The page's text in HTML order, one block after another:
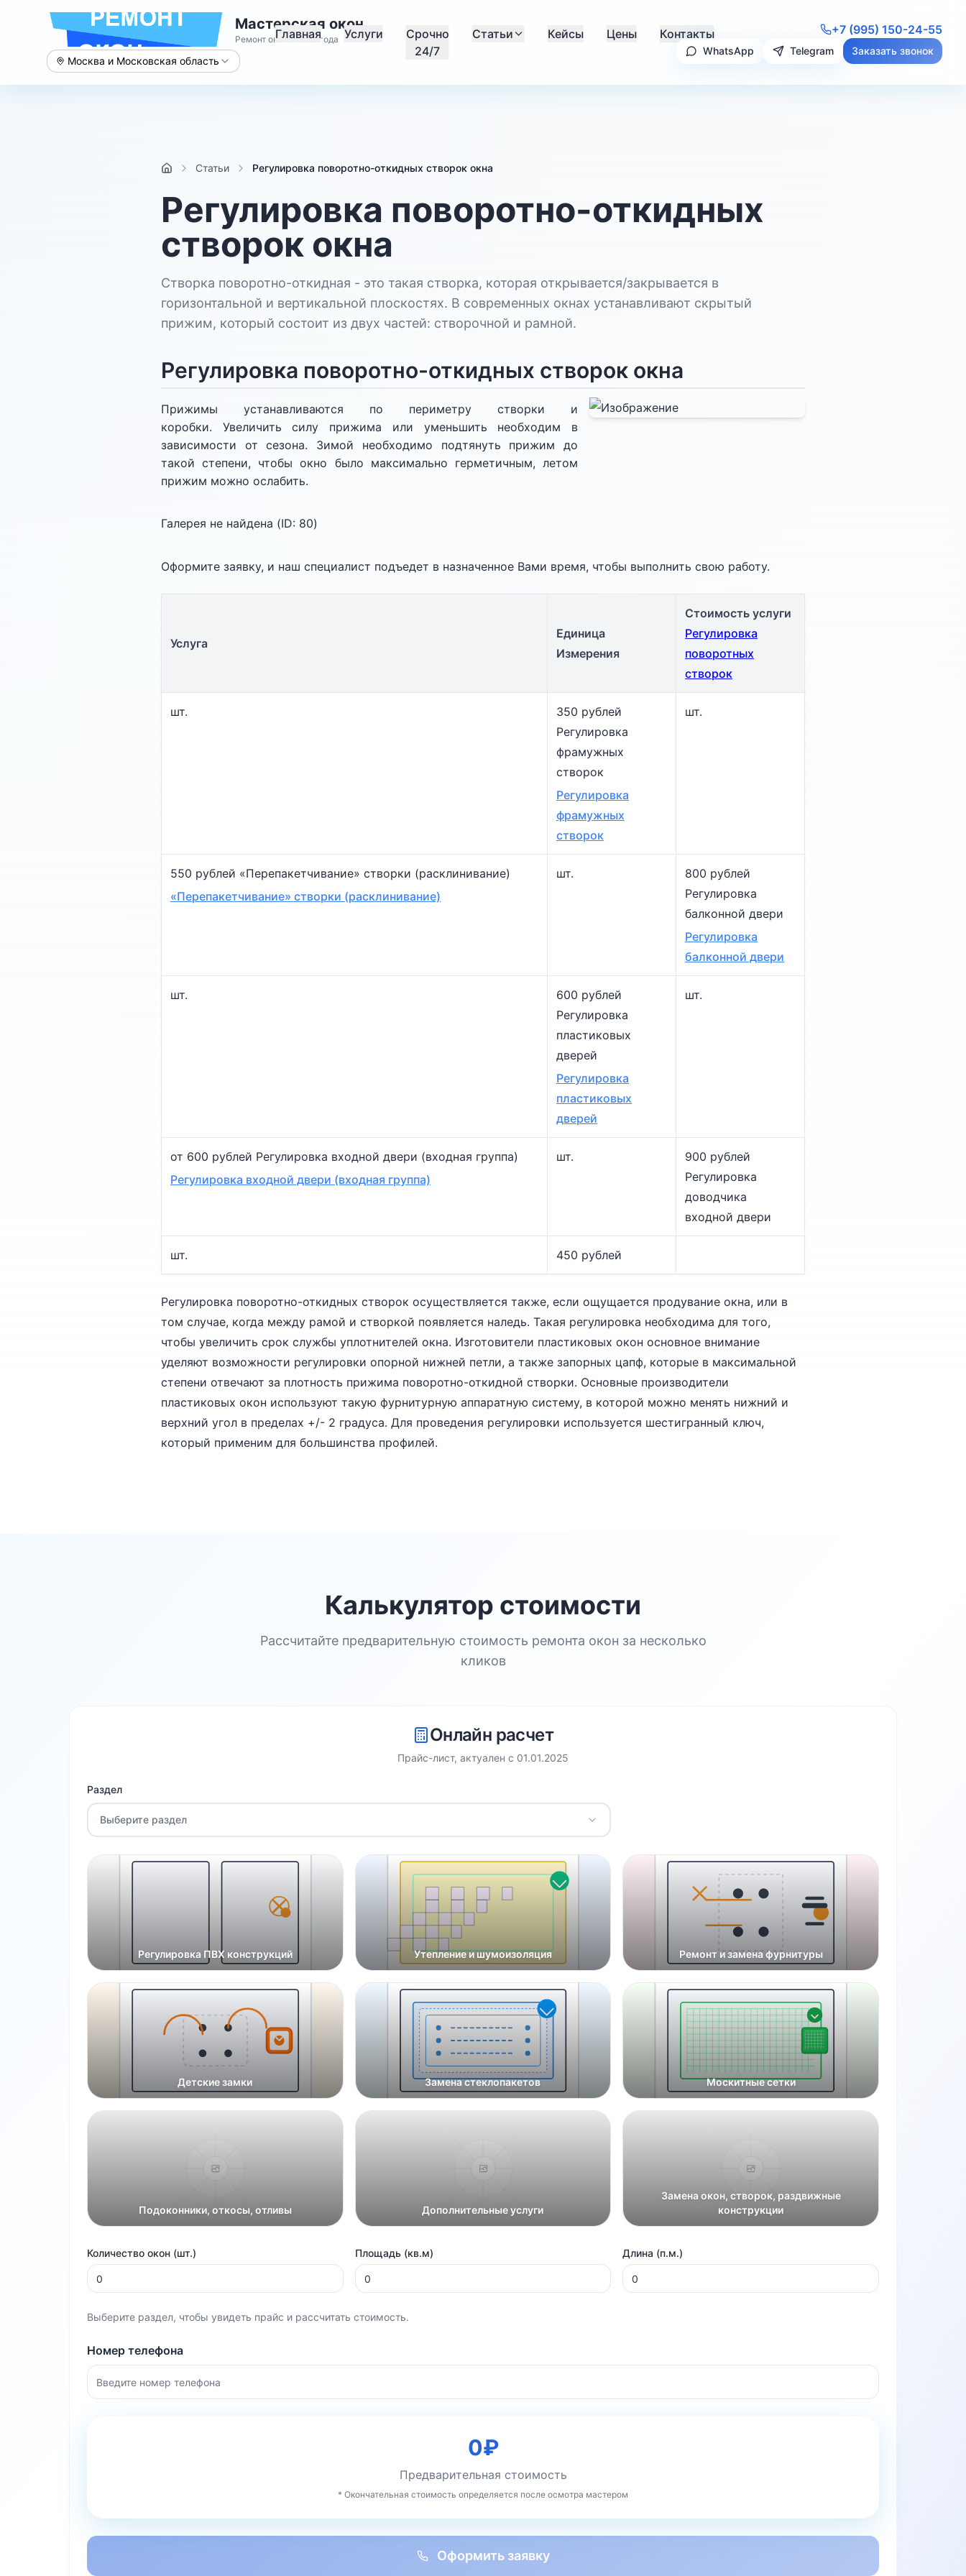
Мастерская окон
Ремонт окон с 2015 года
Москва и Московская область
Главная Услуги
Срочно
24/7
Статьи Кейсы Цены Контакты +7 (995) 150-24-55
WhatsApp Telegram Заказать звонок
Статьи Регулировка поворотно-откидных створок окна
Регулировка поворотно-откидных
створок окна
Створка поворотно-откидная - это такая створка, которая открывается/закрывается в
горизонтальной и вертикальной плоскостях. В современных окнах устанавливают скрытый
прижим, который состоит из двух частей: створочной и рамной.
Регулировка поворотно-откидных створок окна
Прижимы устанавливаются по периметру створки и
коробки. Увеличить силу прижима или уменьшить необходим в
зависимости от сезона. Зимой необходимо подтянуть прижим до
такой степени, чтобы окно было максимально герметичным, летом
прижим можно ослабить.
Галерея не найдена (ID: 80)
Оформите заявку, и наш специалист подъедет в назначенное Вами время, чтобы выполнить свою работу.
Услуга
Единица
Измерения
Стоимость услуги
Регулировка
поворотных
створок
шт.
350 рублей
Регулировка
фрамужных
створок
Регулировка
фрамужных
створок
шт.
550 рублей «Перепакетчивание» створки (расклинивание)
«Перепакетчивание» створки (расклинивание)
шт.
800 рублей
Регулировка
балконной двери
Регулировка
балконной двери
шт.
600 рублей
Регулировка
пластиковых
дверей
Регулировка
пластиковых
дверей
шт.
от 600 рублей Регулировка входной двери (входная группа)
Регулировка входной двери (входная группа)
шт.
900 рублей
Регулировка
доводчика
входной двери
шт. 450 рублей
Регулировка поворотно-откидных створок осуществляется также, если ощущается продувание окна, или в
том случае, когда между рамой и створкой появляется наледь. Такая регулировка необходима для того,
чтобы увеличить срок службы уплотнителей окна. Изготовители пластиковых окон основное внимание
уделяют возможности регулировки опорной нижней петли, а также запорных цапф, которые в максимальной
степени отвечают за плотность прижима поворотно-откидной створки. Основные производители
пластиковых окон используют такую фурнитурную аппаратную систему, в которой можно менять нижний и
верхний угол в пределах +/- 2 градуса. Для проведения регулировки используется шестигранный ключ,
который применим для большинства профилей.
Калькулятор стоимости
Рассчитайте предварительную стоимость ремонта окон за несколько
кликов
Онлайн расчет
Прайс-лист, актуален с 01.01.2025
Раздел
Выберите раздел
Регулировка ПВХ конструкций Утепление и шумоизоляция Ремонт и замена фурнитуры
Детские замки Замена стеклопакетов Москитные сетки
Подоконники, откосы, отливы Дополнительные услуги
Замена окон, створок, раздвижные
конструкции
Количество окон (шт.) Площадь (кв.м) Длина (п.м.)
Выберите раздел, чтобы увидеть прайс и рассчитать стоимость.
Номер телефона
0₽
Предварительная стоимость
* Окончательная стоимость определяется после осмотра мастером
Оформить заявку